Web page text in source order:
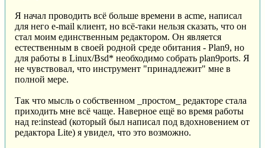
Я начал проводить всё больше времени в acme, написал
для него e-mail клиент, но всё-таки нельзя сказать, что он
стал моим единственным редактором. Он является
естественным в своей родной среде обитания - Plan9, но
для работы в Linux/Bsd* необходимо собрать plan9ports. Я
не чувствовал, что инструмент "принадлежит" мне в
полной мере.
Так что мысль о собственном _простом_ редакторе стала
приходить мне всё чаще. Наверное ещё во время работы
над re:instead (который был написал под вдохновением от
редактора Lite) я увидел, что это возможно.